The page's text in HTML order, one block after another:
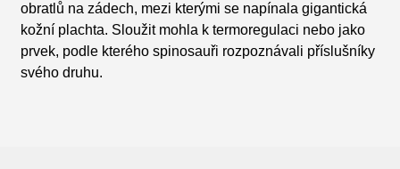
obratlů na zádech, mezi kterými se napínala gigantická
kožní plachta. Sloužit mohla k termoregulaci nebo jako
prvek, podle kterého spinosauři rozpoznávali příslušníky
svého druhu.